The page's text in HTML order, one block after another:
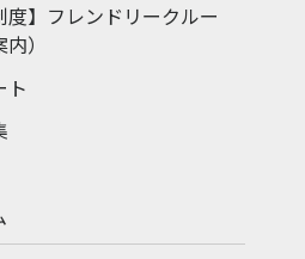
度】フレンドリークルー
）
ト